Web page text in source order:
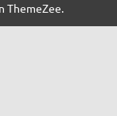
ThemeZee.